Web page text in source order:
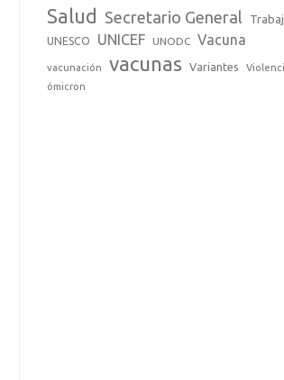
Salud Secretario General
UNESCO UNICEF UNODC Vacuna
vacunación vacunas Variantes
ómicron